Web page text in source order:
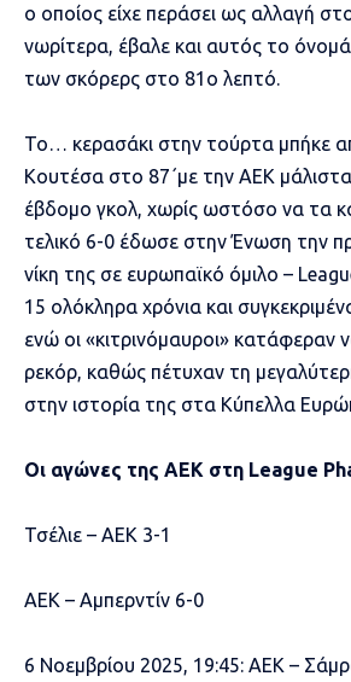
ο οποίος είχε περάσει ως αλλαγή στο
νωρίτερα, έβαλε και αυτός το
των σκόρερς στο 81ο λεπτό.
Το… κερασάκι στην τούρτα μπήκε
Κουτέσα στο 87΄με την ΑΕΚ
έβδομο γκολ, χωρίς ωστόσο να τα
τελικό 6-0 έδωσε στην Ένωση την
νίκη της σε ευρωπαϊκό όμιλο –
15 ολόκληρα χρόνια και
ενώ οι «κιτρινόμαυροι» κατάφεραν
ρεκόρ, καθώς πέτυχαν τη
στην ιστορία της στα Κύπελλα
Οι αγώνες της ΑΕΚ στη League
Τσέλιε – ΑΕΚ 3-1
ΑΕΚ – Αμπερντίν 6-0
6 Νοεμβρίου 2025, 19:45: ΑΕΚ –